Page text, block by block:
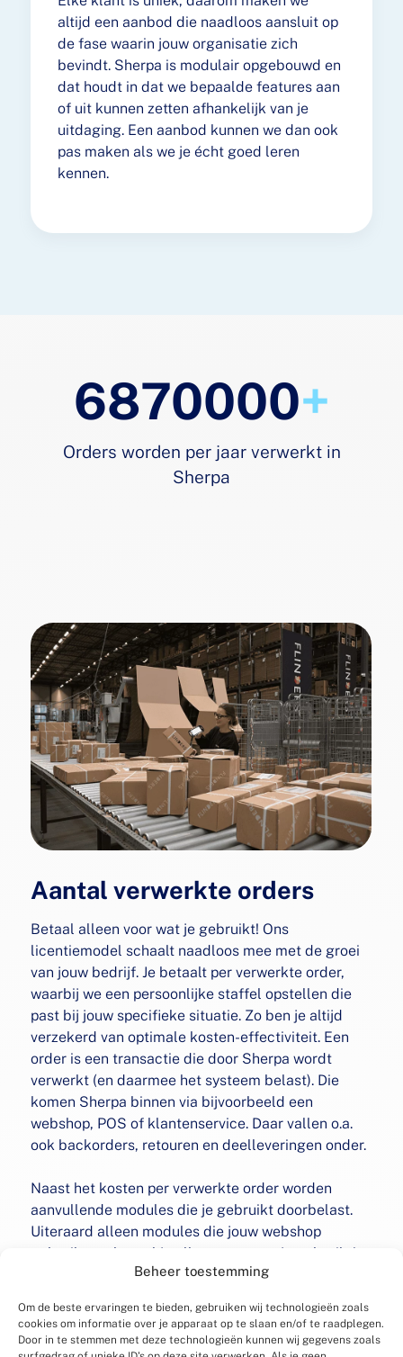
Beheer toestemming
Om de beste ervaringen te bieden, gebruiken wij technologieën zoals
cookies om informatie over je apparaat op te slaan en/of te raadplegen.
Door in te stemmen met deze technologieën kunnen wij gegevens zoals
altijd een aanbod die naadloos aansluit op
de fase waarin jouw organisatie zich
bevindt. Sherpa is modulair opgebouwd en
dat houdt in dat we bepaalde features aan
of uit kunnen zetten afhankelijk van je
uitdaging. Een aanbod kunnen we dan ook
pas maken als we je écht goed leren
kennen.
7870000+
Orders worden per jaar verwerkt in
Sherpa​
Aantal verwerkte orders
Betaal alleen voor wat je gebruikt! Ons
licentiemodel schaalt naadloos mee met de groei
van jouw bedrijf. Je betaalt per verwerkte order,
waarbij we een persoonlijke staffel opstellen die
past bij jouw specifieke situatie. Zo ben je altijd
verzekerd van optimale kosten-effectiviteit. Een
order is een transactie die door Sherpa wordt
verwerkt (en daarmee het systeem belast). Die
komen Sherpa binnen via bijvoorbeeld een
webshop, POS of klantenservice. Daar vallen o.a.
ook backorders, retouren en deelleveringen onder.
Naast het kosten per verwerkte order worden
aanvullende modules die je gebruikt doorbelast.
Uiteraard alleen modules die jouw webshop
gebruikt, zo betaal je alleen voor wat je gebruikt!
Plan een demo